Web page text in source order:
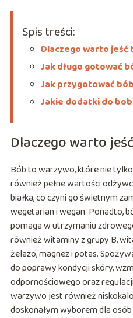
Spis treści:
Dlaczego warto jeść
Jak długo gotować
Jak przygotować
Jakie dodatki do
Dlaczego warto
Bób to warzywo, które nie
również pełne wartości
białka, co czyni go świetnym
wegetarian i wegan. Ponadto,
pomaga w utrzymaniu
również witaminy z grupy B,
żelazo, magnez i potas.
do poprawy kondycji skóry,
odpornościowego oraz
warzywo jest również
doskonałym wyborem dla